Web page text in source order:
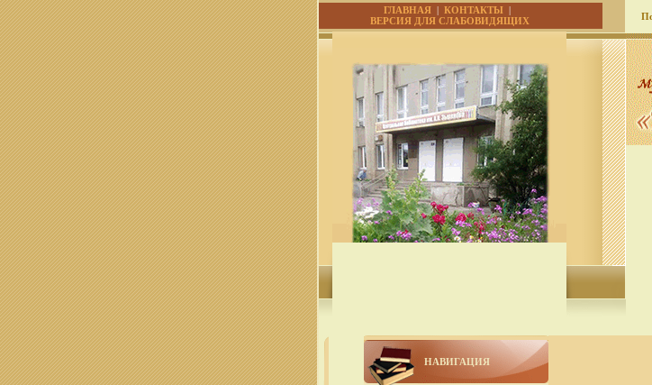
ГЛАВНАЯ| КОНТАКТЫ |
ВЕРСИЯ ДЛЯ СЛАБОВИДЯЩИХ
НАВИГАЦИЯ